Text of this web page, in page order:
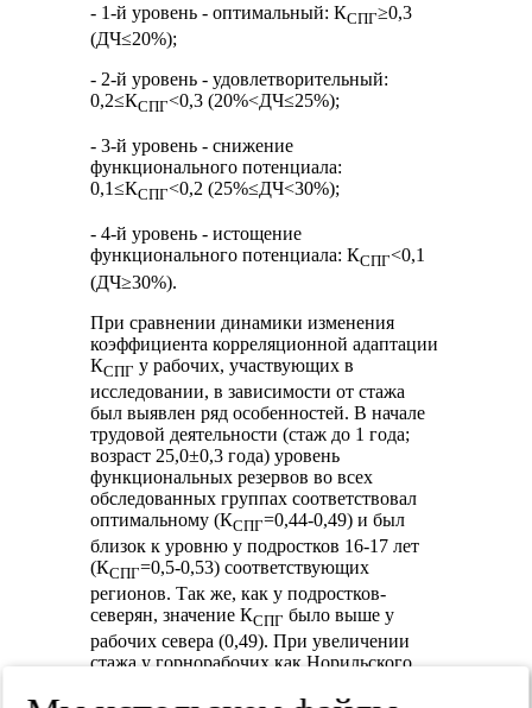
- 1-й уровень - оптимальный: КСПГ≥0,3
(ДЧ≤20%);
- 2-й уровень - удовлетворительный:
0,2≤КСПГ<0,3 (20%<ДЧ≤25%);
- 3-й уровень - снижение
функционального потенциала:
0,1≤КСПГ<0,2 (25%≤ДЧ<30%);
- 4-й уровень - истощение
функционального потенциала: КСПГ<0,1
(ДЧ≥30%).
При сравнении динамики изменения
коэффициента корреляционной адаптации
КСПГ у рабочих, участвующих в
исследовании, в зависимости от стажа
был выявлен ряд особенностей. В начале
трудовой деятельности (стаж до 1 года;
возраст 25,0±0,3 года) уровень
функциональных резервов во всех
обследованных группах соответствовал
оптимальному (КСПГ=0,44-0,49) и был
близок к уровню у подростков 16-17 лет
(КСПГ=0,5-0,53) соответствующих
регионов. Так же, как у подростков-
северян, значение КСПГ было выше у
рабочих севера (0,49). При увеличении
стажа у горнорабочих как Норильского